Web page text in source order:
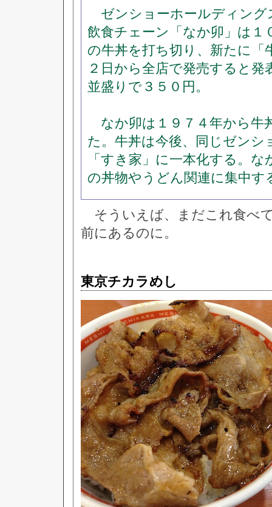
ゼンショーホールディング
飲食チェーン「なか卯」は１
の牛丼を打ち切り、新たに「
２日から全店で発売すると発
並盛りで３５０円。
なか卯は１９７４年から牛
た。牛丼は今後、同じゼンシ
「すき家」に一本化する。な
の丼物やうどん関連に集中す
そういえば、まだこれ食べ
前にあるのに。
東京チカラめし